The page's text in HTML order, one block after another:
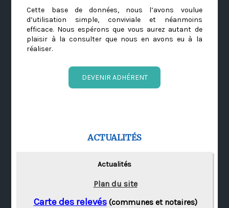
Cette base de données, nous l’avons voulue
d’utilisation simple, conviviale et néanmoins
efficace. Nous espérons que vous aurez autant de
plaisir à la consulter que nous en avons eu à la
réaliser.
DEVENIR ADHÉRENT
ACTUALITÉS
Actualités
Plan du site
Carte des relevés(communes et notaires)